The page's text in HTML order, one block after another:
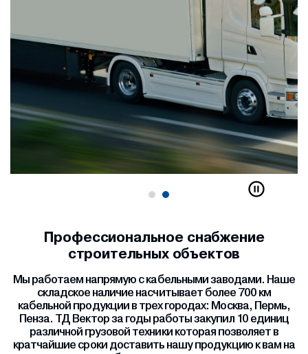
Профессиональное снабжение
строительных объектов
Мы работаем напрямую с кабельными заводами. Наше
складское наличие насчитывает более 700 км
кабельной продукции в трех городах: Москва, Пермь,
Пенза. ТД Вектор за годы работы закупил 10 единиц
различной грузовой техники которая позволяет в
кратчайшие сроки доставить нашу продукцию к вам на